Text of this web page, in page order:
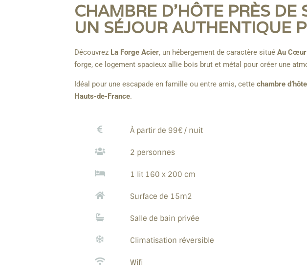
CHAMBRE D’HÔTE PRÈS
UN SÉJOUR AUTHENTIQUE
Découvrez La Forge Acier, un hébergement de caractère situé Au
forge, ce logement spacieux allie bois brut et métal pour créer une
Idéal pour une escapade en famille ou entre amis, cette chambre
Hauts-de-France.
À partir de 99€ / nuit
2 personnes
1 lit 160 x 200 cm
Surface de 15m2
Salle de bain privée
Climatisation réversible
Wifi